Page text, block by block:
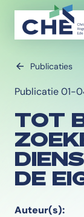
Publicaties
Publicatie 01-
TOT
DE
Auteur(s):